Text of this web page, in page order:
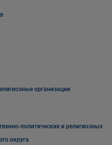
организации
политических и религиозных
округа